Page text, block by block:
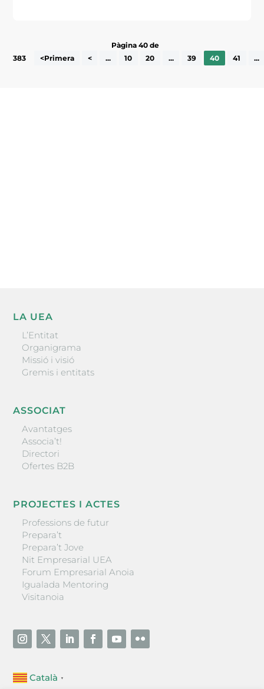
Pàgina 40 de
383
<Primera < ... 10 20 ... 39 40 41 ...
LA UEA
L’Entitat
Organigrama
Missió i visió
Gremis i entitats
ASSOCIAT
Avantatges
Associa’t!
Directori
Ofertes B2B
PROJECTES I ACTES
Professions de futur
Prepara’t
Prepara’t Jove
Nit Empresarial UEA
Forum Empresarial Anoia
Igualada Mentoring
Visitanoia
Català ▼